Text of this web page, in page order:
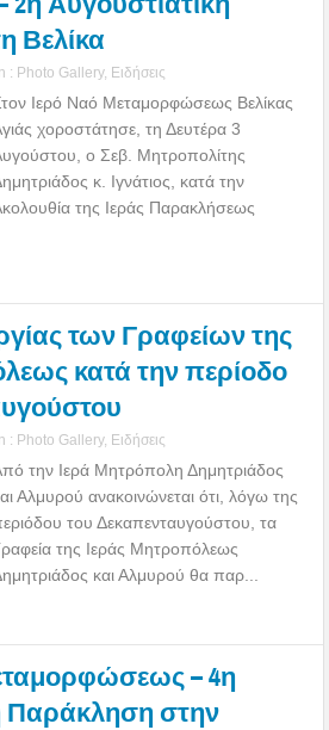
Βελίκα
: Photo Gallery, Ειδήσεις
Ιερό Ναό Μεταμορφώσεως Βελίκας
χοροστάτησε, τη Δευτέρα 3
ο Σεβ. Μητροπολίτης
κ. Ιγνάτιος, κατά την
της Ιεράς Παρακλήσεως
των Γραφείων της
κατά την περίοδο
: Photo Gallery, Ειδήσεις
την Ιερά Μητρόπολη Δημητριάδος
Αλμυρού ανακοινώνεται ότι, λόγω της
του Δεκαπενταυγούστου, τα
της Ιεράς Μητροπόλεως
και Αλμυρού θα παρ...
– 4η
Παράκληση στην